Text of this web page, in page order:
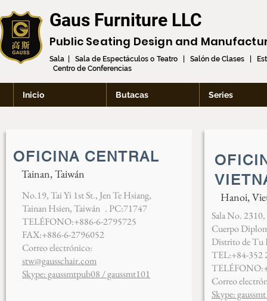
Gaus Furniture LLC
Public Seating Design and
Sala | Sala de Espectáculos o Teatro | Salón de Clases |
Centro de Conferencias
Inicio Butacas Series
OFICINA CENTRAL
Tainan, Taiwán
No.19, Tai Yi 1st St., Jen Te Hsiang,
Tainan Hsien, Taiwán . PC:71747
TELÉFONO:+886-6-2795725
FAX:+886-6-2796052
Correo electrónico:
stw@gausschair.com
Skype: gaussmtpub08 / gaussmt101
Hanoi,
Sala No.
Cuerpo
Distrito de Tu
TEL:+84-352
Correo
Skype: